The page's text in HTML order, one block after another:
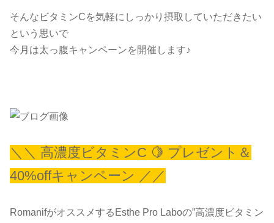
そんなビタミンCを気軽にしっかり摂取していただきたい
という思いで
今月は太っ腹キャンペーンを開催します♪
＼＼ 高濃度ビタミンC 🍋 プレゼント＆
40%offキャンペーン ／／
RomanifがオススメするEsthe Pro Laboの”高濃度ビタミン